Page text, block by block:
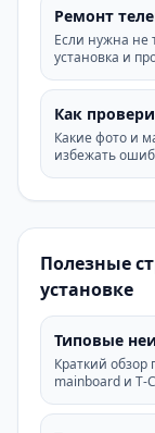
Ремонт
Если нужна не
установка и
Как
Какие фото и
избежать
Полезные
установке
Типовые
Краткий обзор
mainboard и T-